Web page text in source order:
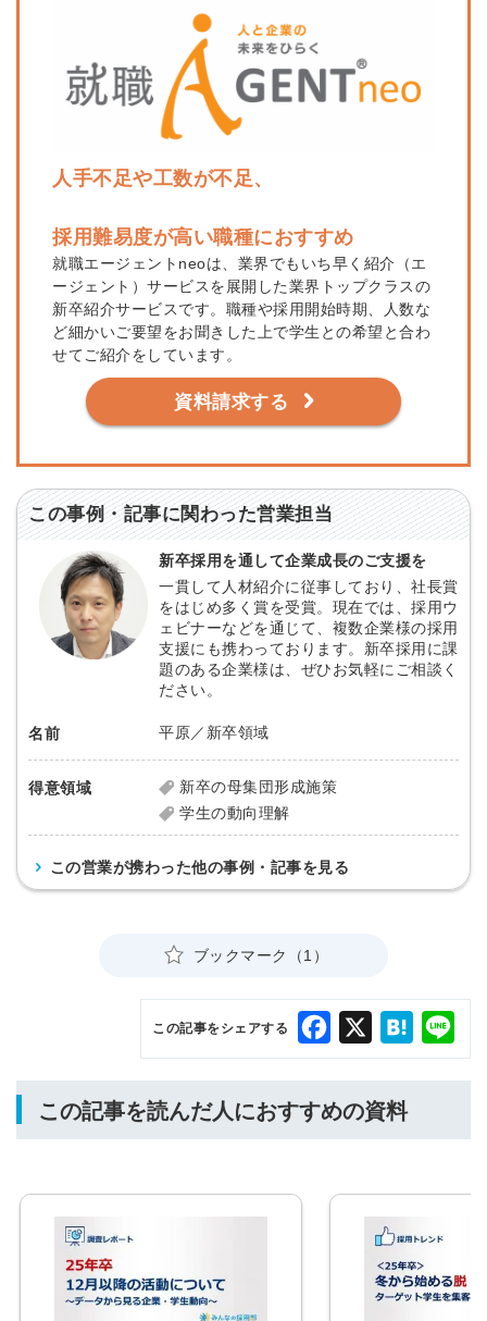
人手不足や工数が不足、
採用難易度が高い職種におすすめ
就職エージェントneoは、業界でもいち早く紹介（エ
ージェント）サービスを展開した業界トップクラスの
新卒紹介サービスです。 職種や採用開始時期、人数な
ど細かいご要望をお聞きした上で学生との希望と合わ
せてご紹介をしています。
資料請求する
この事例・記事に関わった営業担当
新卒採用を通して企業成長のご支援を
一貫して人材紹介に従事しており、社長賞
をはじめ多く賞を受賞。現在では、採用ウ
ェビナーなどを通じて、複数企業様の採用
支援にも携わっております。新卒採用に課
題のある企業様は、ぜひお気軽にご相談く
ださい。
名前 平原／新卒領域
得意領域
新卒の母集団形成施策
学生の動向理解
この営業が携わった他の事例・記事を見る
ブックマーク（1）
この記事をシェアする Facebook Hatena
この記事を読んだ人におすすめの資料